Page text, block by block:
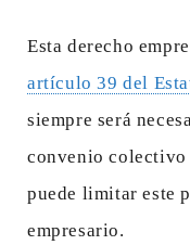
Esta derecho
artículo 39 del
siempre será
convenio colectivo
puede limitar este
empresario.